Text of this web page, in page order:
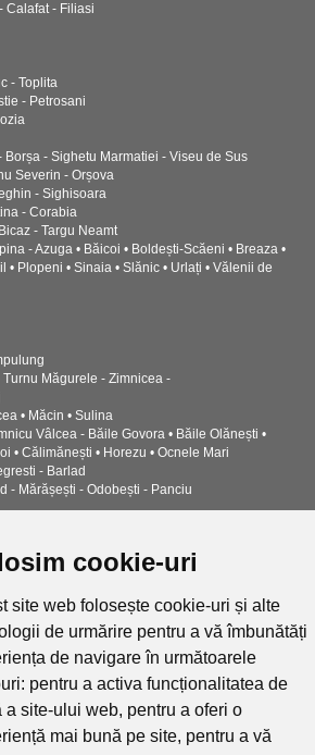
cookie-uri
site web folosește cookie-uri și alte
de urmărire pentru a vă îmbunătăți
de navigare în următoarele
pentru a activa funcționalitatea de
a site-ului web, pentru a oferi o
mai bună pe site, pentru a vă
Calafat - Filiasi
- Toplita
- Petrosani
Borșa - Sighetu Marmatiei - Viseu de Sus
Severin - Orșova
- Sighisoara
- Corabia
- Targu Neamt
- Azuga • Băicoi • Boldești-Scăeni • Breaza •
• Plopeni • Sinaia • Slănic • Urlați • Vălenii de
Măgurele - Zimnicea -
• Măcin • Sulina
Vâlcea - Băile Govora • Băile Olănești •
• Călimănești • Horezu • Ocnele Mari
- Barlad
- Mărășești - Odobești - Panciu
ventilatie si climatizare CALOR